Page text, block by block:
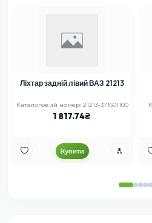
Ліхтар задній лівий ВАЗ 21213
Каталоговий номер: 21213-371601100
1 817.74
Купити